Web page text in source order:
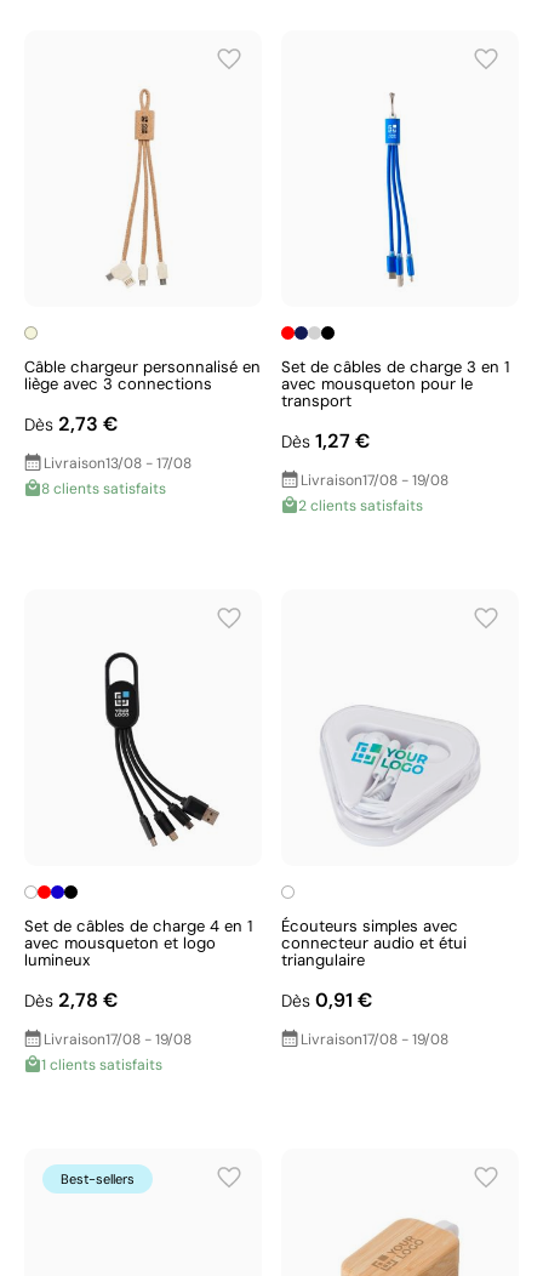
Câble chargeur personnalisé en
liège avec 3 connections
Dès 2,73 €
Livraison13/08 - 17/08
8 clients satisfaits
Set de câbles de charge 3 en 1
avec mousqueton pour le
transport
Dès 1,27 €
Livraison17/08 - 19/08
2 clients satisfaits
Set de câbles de charge 4 en 1
avec mousqueton et logo
lumineux
Dès 2,78 €
Livraison17/08 - 19/08
1 clients satisfaits
Écouteurs simples avec
connecteur audio et étui
triangulaire
Dès 0,91 €
Livraison17/08 - 19/08
Best-sellers